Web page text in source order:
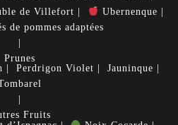
de Villefort
Ubernenque
de pommes adaptées
Prunes
Perdrigon Violet
Jauninque
Fruits